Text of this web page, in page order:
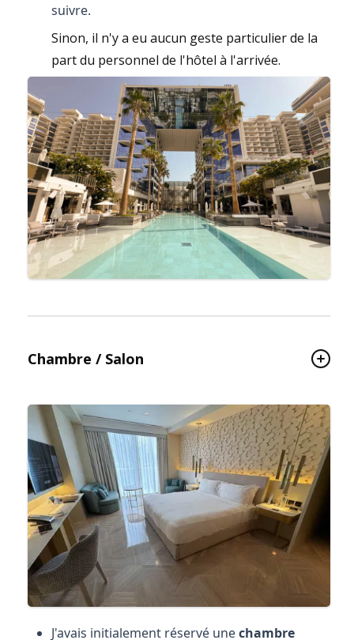
suivre.
Sinon, il n'y a eu aucun geste particulier de la
part du personnel de l'hôtel à l'arrivée.
Chambre / Salon
J'avais initialement réservé unechambre